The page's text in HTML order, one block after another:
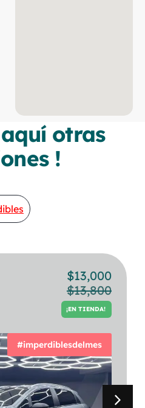
aquí otras
!
$13,800
$13,000
¡EN TIENDA!
#imperdiblesdelmes
$30,500
PREVIA CITA